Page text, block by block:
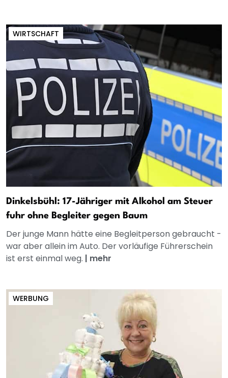
WIRTSCHAFT
Dinkelsbühl: 17-Jähriger mit Alkohol am Steuer
fuhr ohne Begleiter gegen Baum
Der junge Mann hätte eine Begleitperson gebraucht -
war aber allein im Auto. Der vorläufige Führerschein
ist erst einmal weg. | mehr
WERBUNG